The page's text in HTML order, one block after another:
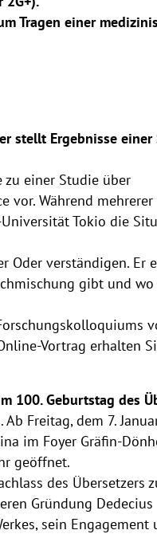
Tragen einer
stellt Ergebnisse
zu einer Studie über
vor. Während mehrerer
Tokio die
Oder verständigen. Er
gibt und wo
Vortrag erhalten
100. Geburtstag des
Freitag, dem 7.
im Foyer Gräfin-
geöffnet.
des Übersetzers
Gründung Dedecius
sein Engagement